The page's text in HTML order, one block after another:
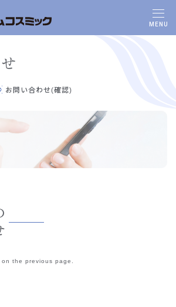
MENU
お問い合わせ(確認)
the previous page.